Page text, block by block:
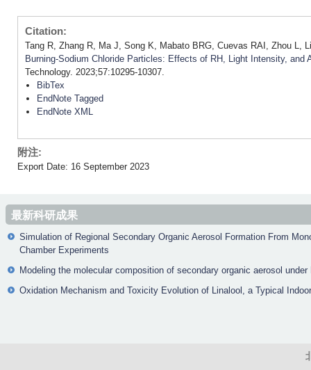
Citation:
Tang R, Zhang R, Ma J, Song K, Mabato BRG, Cuevas RAI, Zhou L,
Burning-Sodium Chloride Particles: Effects of RH, Light Intensity, and
Technology. 2023;57:10295-10307.
BibTex
EndNote Tagged
EndNote XML
附注:
Export Date: 16 September 2023
最新科研成果
Simulation of Regional Secondary Organic Aerosol Formation From
Chamber Experiments
Modeling the molecular composition of secondary organic aerosol
Oxidation Mechanism and Toxicity Evolution of Linalool, a Typical